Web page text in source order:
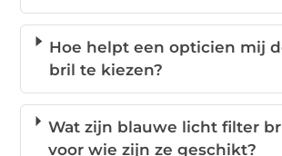
Hoe helpt een opticien mij
bril te kiezen?
Wat zijn blauwe licht filter
voor wie zijn ze geschikt?